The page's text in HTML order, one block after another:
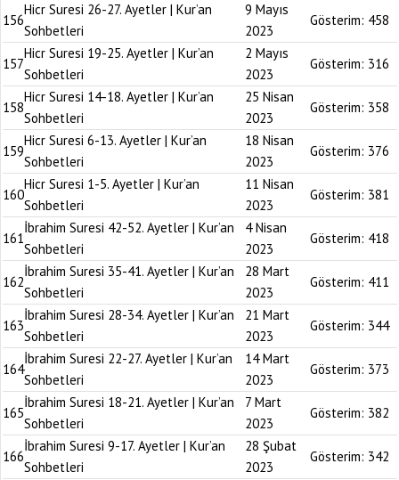
156
Hicr Suresi 26-27. Ayetler | Kur’an
Sohbetleri
9 Mayıs
2023
Gösterim: 458
157
Hicr Suresi 19-25. Ayetler | Kur’an
Sohbetleri
2 Mayıs
2023
Gösterim: 316
158
Hicr Suresi 14-18. Ayetler | Kur’an
Sohbetleri
25 Nisan
2023
Gösterim: 358
159
Hicr Suresi 6-13. Ayetler | Kur’an
Sohbetleri
18 Nisan
2023
Gösterim: 376
160
Hicr Suresi 1-5. Ayetler | Kur’an
Sohbetleri
11 Nisan
2023
Gösterim: 381
161
İbrahim Suresi 42-52. Ayetler | Kur’an
Sohbetleri
4 Nisan
2023
Gösterim: 418
162
İbrahim Suresi 35-41. Ayetler | Kur’an
Sohbetleri
28 Mart
2023
Gösterim: 411
163
İbrahim Suresi 28-34. Ayetler | Kur’an
Sohbetleri
21 Mart
2023
Gösterim: 344
164
İbrahim Suresi 22-27. Ayetler | Kur’an
Sohbetleri
14 Mart
2023
Gösterim: 373
165
İbrahim Suresi 18-21. Ayetler | Kur’an
Sohbetleri
7 Mart
2023
Gösterim: 382
166
İbrahim Suresi 9-17. Ayetler | Kur’an
Sohbetleri
28 Şubat
2023
Gösterim: 342